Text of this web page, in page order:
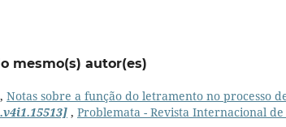
mesmo(s) autor(es)
Notas sobre a função do letramento no processo
, Problemata - Revista Internacional de